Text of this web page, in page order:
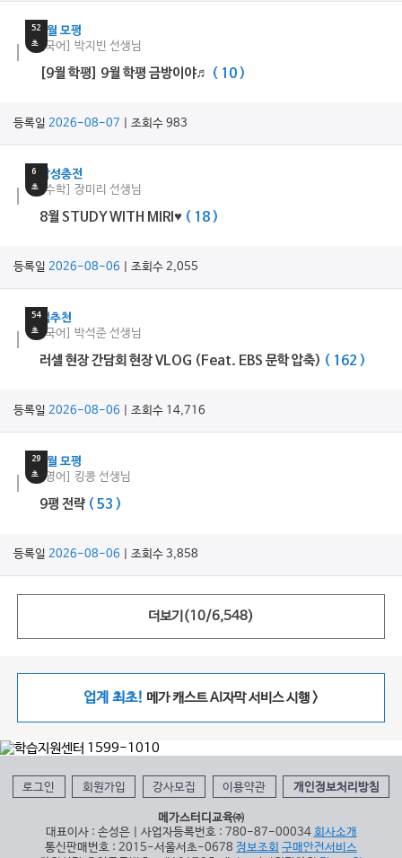
52
초
9월 모평
[국어] 박지빈 선생님
[9월 학평] 9월 학평 금방이야♬ ( 10 )
등록일 2026-08-07 | 조회수 983
6
초
감성충전
[수학] 장미리 선생님
8월 STUDY WITH MIRI♥ ( 18 )
등록일 2026-08-06 | 조회수 2,055
54
초
쌤추천
[국어] 박석준 선생님
러셀 현장 간담회 현장 VLOG (Feat. EBS 문학 압축) ( 162 )
등록일 2026-08-06 | 조회수 14,716
29
초
9월 모평
[영어] 킹콩 선생님
9평 전략 ( 53 )
등록일 2026-08-06 | 조회수 3,858
더보기(10/6,548)
업계 최초! 메가 캐스트 AI자막 서비스 시행 >
로그인 회원가입 강사모집 이용약관 개인정보처리방침
메가스터디교육㈜
대표이사 : 손성은 | 사업자등록번호 : 780-87-00034 회사소개
통신판매번호 : 2015-서울서초-0678 정보조회 구매안전서비스